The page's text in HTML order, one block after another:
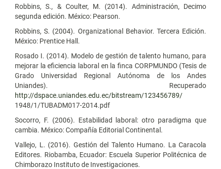
Robbins, S., & Coulter, M. (2014). Administración, Decimo
segunda edición. México: Pearson.
Robbins, S. (2004). Organizational Behavior. Tercera Edición.
México: Prentice Hall.
Rosado I. (2014). Modelo de gestión de talento humano, para
mejorar la eficiencia laboral en la finca CORPMUNDO (Tesis de
Grado Universidad Regional Autónoma de los Andes
Uniandes). Recuperado
http://dspace.uniandes.edu.ec/bitstream/123456789/
1948/1/TUBADM017-2014.pdf
Socorro, F. (2006). Estabilidad laboral: otro paradigma que
cambia. México: Compañía Editorial Continental.
Vallejo, L. (2016). Gestión del Talento Humano. La Caracola
Editores. Riobamba, Ecuador: Escuela Superior Politécnica de
Chimborazo Instituto de Investigaciones.